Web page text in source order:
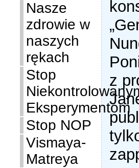
Nasze
zdrowie w
naszych
rękach
Stop
Eksperymentom
Stop NOP
Vismaya-
Matreya
z